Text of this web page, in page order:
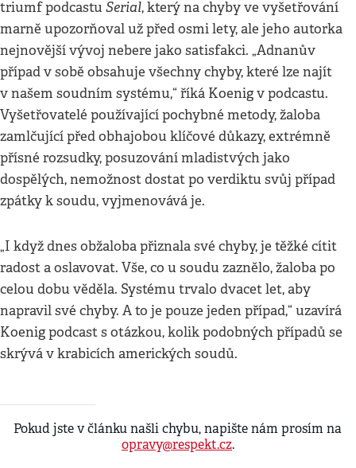
triumf podcastu Serial, který na chyby ve vyšetřování
marně upozorňoval už před osmi lety, ale jeho autorka
nejnovější vývoj nebere jako satisfakci. „Adnanův
případ v sobě obsahuje všechny chyby, které lze najít
v našem soudním systému,“ říká Koenig v podcastu.
Vyšetřovatelé používající pochybné metody, žaloba
zamlčující před obhajobou klíčové důkazy, extrémně
přísné rozsudky, posuzování mladistvých jako
dospělých, nemožnost dostat po verdiktu svůj případ
zpátky k soudu, vyjmenovává je.
„I když dnes obžaloba přiznala své chyby, je těžké cítit
radost a oslavovat. Vše, co u soudu zaznělo, žaloba po
celou dobu věděla. Systému trvalo dvacet let, aby
napravil své chyby. A to je pouze jeden případ,“ uzavírá
Koenig podcast s otázkou, kolik podobných případů se
skrývá v krabicích amerických soudů.
Pokud jste v článku našli chybu, napište nám prosím na
opravy@respekt.cz.